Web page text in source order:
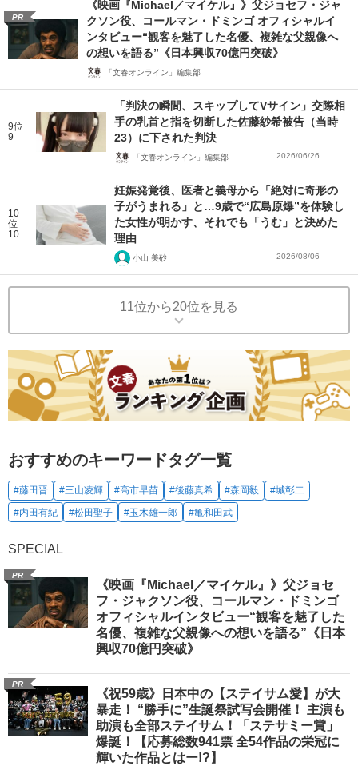
PR
《映画『Michael／マイケル』》父ジョセフ・ジャ
クソン役、コールマン・ドミンゴ オフィシャルイ
ンタビュー“観客を魅了した名優、複雑な父親像へ
の想いを語る”《日本興収70億円突破》
「文春オンライン」編集部
9位
9
「判決の瞬間、スキップしてVサイン」交際相
手の乳首と指を切断した佐藤紗希被告（当時
23）に下された判決
「文春オンライン」編集部 2026/06/26
10
位
10
妊娠発覚後、医者と義母から「絶対に奇形の
子がうまれる」と…9歳で“広島原爆”を体験し
た女性が明かす、それでも「うむ」と決めた
理由
小山 美砂 2026/08/06
11位から20位を見る
おすすめのキーワードタグ一覧
#藤田晋 #三山凌輝 #高市早苗 #後藤真希 #森岡毅
#城彰二
#内田有紀
#松田聖子 #玉木雄一郎 #亀和田武
SPECIAL
PR
《映画『Michael／マイケル』》父ジョセ
フ・ジャクソン役、コールマン・ドミンゴ
オフィシャルインタビュー“観客を魅了した
名優、複雑な父親像への想いを語る”《日本
興収70億円突破》
PR
《祝59歳》日本中の【ステイサム愛】が大
暴走！ “勝手に”生誕祭試写会開催！ 主演も
助演も全部ステイサム！「ステサミー賞」
爆誕！【応募総数941票 全54作品の栄冠に
輝いた作品とはー!?】